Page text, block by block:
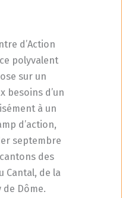
d’Action
polyvalent
sur un
besoins d’un
à un
d’action,
septembre
des
Cantal, de la
de Dôme.